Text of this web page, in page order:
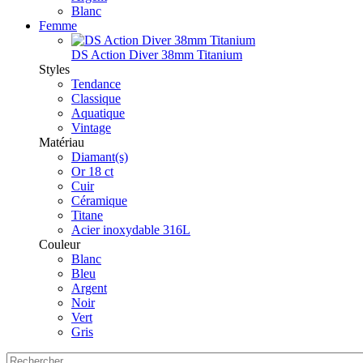
Blanc
Femme
DS Action Diver 38mm Titanium
Styles
Tendance
Classique
Aquatique
Vintage
Matériau
Diamant(s)
Or 18 ct
Cuir
Céramique
Titane
Acier inoxydable 316L
Couleur
Blanc
Bleu
Argent
Noir
Vert
Gris